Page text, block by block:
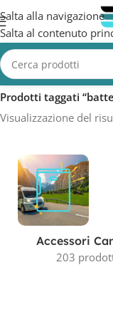
Salta alla navigazione
Salta al contenuto
Home/
Prodotti taggati
Visualizzazione del
Accessori
203